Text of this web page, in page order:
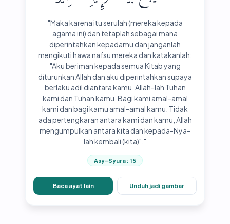
"Maka karena itu serulah (mereka kepada
agama ini) dan tetaplah sebagai mana
diperintahkan kepadamu dan janganlah
mengikuti hawa nafsu mereka dan katakanlah:
"Aku beriman kepada semua Kitab yang
diturunkan Allah dan aku diperintahkan supaya
berlaku adil diantara kamu. Allah-lah Tuhan
kami dan Tuhan kamu. Bagi kami amal-amal
kami dan bagi kamu amal-amal kamu. Tidak
ada pertengkaran antara kami dan kamu, Allah
mengumpulkan antara kita dan kepada-Nya-
lah kembali (kita)"."
Asy-Syura : 15
Baca ayat lain Unduh jadi gambar